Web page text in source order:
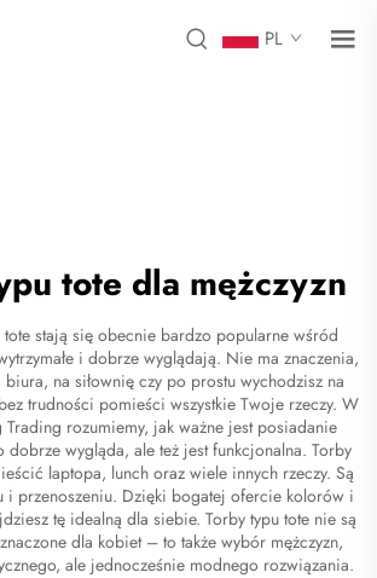
PL
tote dla mężczyzn
stają się obecnie bardzo popularne wśród
i dobrze wyglądają. Nie ma znaczenia,
na siłownię czy po prostu wychodzisz na
trudności pomieści wszystkie Twoje rzeczy. W
Trading rozumiemy, jak ważne jest posiadanie
dobrze wygląda, ale też jest funkcjonalna. Torby
laptopa, lunch oraz wiele innych rzeczy. Są
i przenoszeniu. Dzięki bogatej ofercie kolorów i
tę idealną dla siebie. Torby typu tote nie są
dla kobiet – to także wybór mężczyzn,
ale jednocześnie modnego rozwiązania.